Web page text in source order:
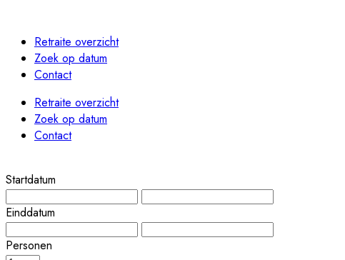
Retraite overzicht
Zoek op datum
Contact
Retraite overzicht
Zoek op datum
Contact
Startdatum
Einddatum
Personen